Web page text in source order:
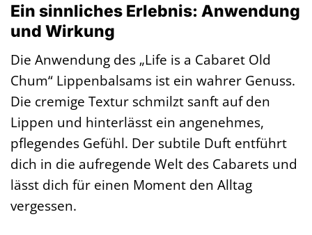
Ein sinnliches Erlebnis: Anwendung
und Wirkung
Die Anwendung des „Life is a Cabaret Old
Chum“ Lippenbalsams ist ein wahrer Genuss.
Die cremige Textur schmilzt sanft auf den
Lippen und hinterlässt ein angenehmes,
pflegendes Gefühl. Der subtile Duft entführt
dich in die aufregende Welt des Cabarets und
lässt dich für einen Moment den Alltag
vergessen.